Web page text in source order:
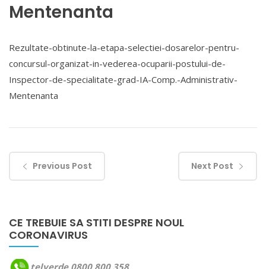
Mentenanta
Rezultate-obtinute-la-etapa-selectiei-dosarelor-pentru-
concursul-organizat-in-vederea-ocuparii-postului-de-
Inspector-de-specialitate-grad-IA-Comp.-Administrativ-
Mentenanta
Previous Post Next Post
CE TREBUIE SA STITI DESPRE NOUL
CORONAVIRUS